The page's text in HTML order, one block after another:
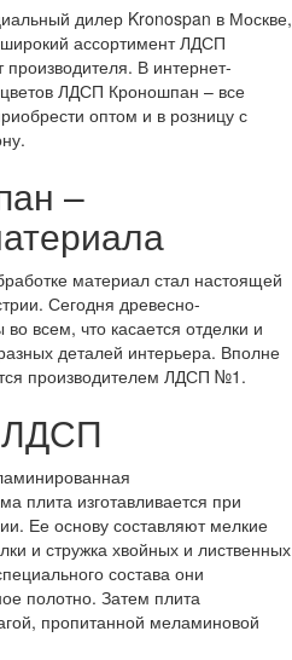
дилер Kronospan в Москве,
ассортимент ЛДСП
В интернет-
цветов ЛДСП Кроношпан – все
оптом и в розницу с
–
материал стал настоящей
Сегодня древесно-
всем, что касается отделки и
деталей интерьера. Вполне
производителем ЛДСП №1.
ЛДСП
плита изготавливается при
Ее основу составляют мелкие
и стружка хвойных и лиственных
состава они
полотно. Затем плита
пропитанной меламиновой